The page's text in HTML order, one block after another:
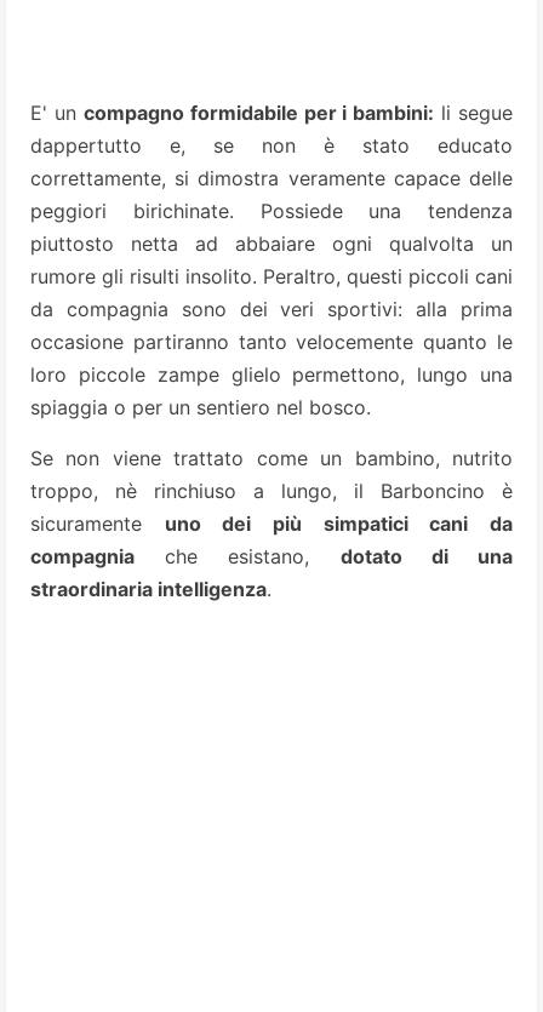
E' un compagno formidabile per i bambini: li segue
dappertutto e, se non è stato educato
correttamente, si dimostra veramente capace delle
peggiori birichinate. Possiede una tendenza
piuttosto netta ad abbaiare ogni qualvolta un
rumore gli risulti insolito. Peraltro, questi piccoli cani
da compagnia sono dei veri sportivi: alla prima
occasione partiranno tanto velocemente quanto le
loro piccole zampe glielo permettono, lungo una
spiaggia o per un sentiero nel bosco.
Se non viene trattato come un bambino, nutrito
troppo, nè rinchiuso a lungo, il Barboncino è
sicuramente uno dei più simpatici cani da
compagnia che esistano, dotato di una
straordinaria intelligenza.